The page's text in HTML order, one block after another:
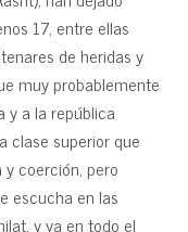
17, entre ellas
de heridas y
muy probablemente
y a la república
clase superior que
coerción, pero
escucha en las
y ya en todo el